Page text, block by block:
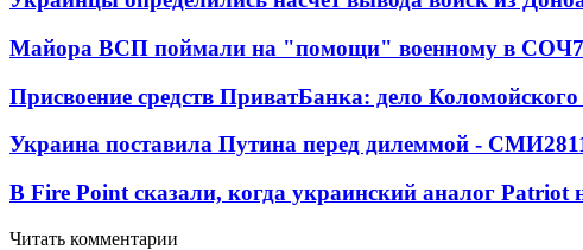
Майора ВСП поймали на "помощи" военному в СОЧ
Присвоение средств ПриватБанка: дело Коломойского
Украина поставила Путина перед дилеммой - СМИ
В Fire Point сказали, когда украинский аналог Patriot
Читать комментарии